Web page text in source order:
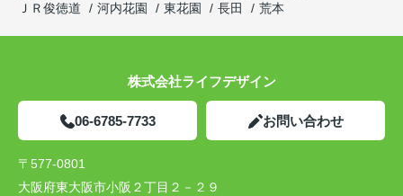
ＪＲ俊徳道
河内花園 東花園 長田 荒本
株式会社ライフデザイン
06-6785-7733 お問い合わせ
〒577-0801
大阪府東大阪市小阪２丁目２－２９